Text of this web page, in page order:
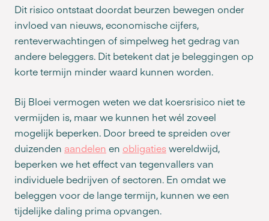
Dit risico ontstaat doordat beurzen bewegen onder
invloed van nieuws, economische cijfers,
renteverwachtingen of simpelweg het gedrag van
andere beleggers. Dit betekent dat je beleggingen op
korte termijn minder waard kunnen worden.
Bij Bloei vermogen weten we dat koersrisico niet te
vermijden is, maar we kunnen het wél zoveel
mogelijk beperken. Door breed te spreiden over
duizenden aandelen en obligaties wereldwijd,
beperken we het effect van tegenvallers van
individuele bedrijven of sectoren. En omdat we
beleggen voor de lange termijn, kunnen we een
tijdelijke daling prima opvangen.